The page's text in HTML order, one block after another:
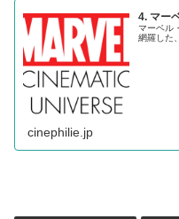
4. マー
マーベル
網羅した
cinephilie.jp